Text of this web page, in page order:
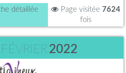
détaillée Page visitée 7624
fois
FÉVRIER2022